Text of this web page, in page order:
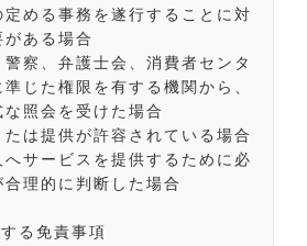
める事務を遂行することに対
がある場合
察、弁護士会、消費者センタ
じた権限を有する機関から、
照会を受けた場合
は提供が許容されている場合
サービスを提供するために必
理的に判断した場合
る免責事項